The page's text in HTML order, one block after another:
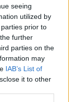
seeing
utilized by
prior to
further
parties on the
may
IAB’s List of
it to other
του 2000